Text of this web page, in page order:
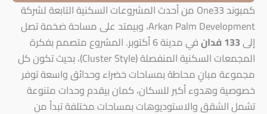
كمبوند One33 من أحدث المشروعات السكنية التابعة لشركة
Arkan Palm Development، وبيمتد على مساحة ضخمة تصل
إلى
في مدينة 6 أكتوبر. المشروع متصمم بفكرة
المجمعات السكنية المنفصلة (Cluster Style)، بحيث تكون كل
مجموعة مبانٍ محاطة بمساحات خضراء وحدائق واسعة توفر
خصوصية وهدوء أكبر للسكان، كمان بيقدم وحدات متنوعة
تشمل الشقق والاستوديوهات بمساحات مختلفة تبدأ من